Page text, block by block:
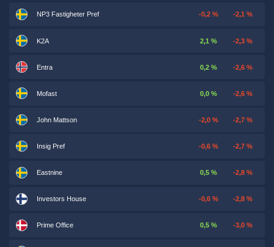
NP3 Fastigheter Pref -0,2 % -2,1 %
K2A 2,1 % -2,3 %
Entra 0,2 % -2,6 %
Mofast 0,0 % -2,6 %
John Mattson -2,0 % -2,7 %
Insig Pref -0,6 % -2,7 %
Eastnine 0,5 % -2,8 %
Investors House -0,6 % -2,8 %
Prime Office 0,5 % -3,0 %